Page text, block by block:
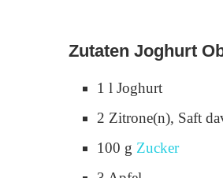
Zutaten Joghurt
1 l Joghurt
2 Zitrone(n), Saft
100 g Zucker